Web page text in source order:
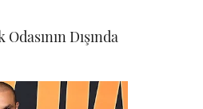
Dışında